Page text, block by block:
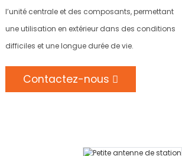
l’unité centrale et des composants, permettant
une utilisation en extérieur dans des conditions
difficiles et une longue durée de vie.
Contactez-nous